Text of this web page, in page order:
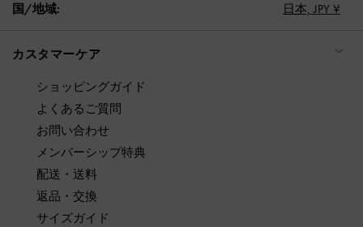
国/地域: 日本, JPY ¥
カスタマーケア
ショッピングガイド
よくあるご質問
お問い合わせ
メンバーシップ特典
配送・送料
返品・交換
サイズガイド